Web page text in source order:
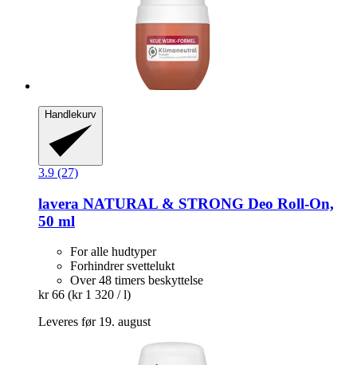
Handlekurv
3.9 (27)
lavera NATURAL & STRONG Deo Roll-​On,
50 ml
For alle hudtyper
Forhindrer svettelukt
Over 48 timers beskyttelse
kr 66 (kr 1 320 / l)
Leveres før 19. august